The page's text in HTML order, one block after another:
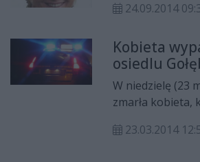
24.09.2014
Kobieta
osiedlu
W niedzielę (23
zmarła kobieta,
Do tragedii
23.03.2014